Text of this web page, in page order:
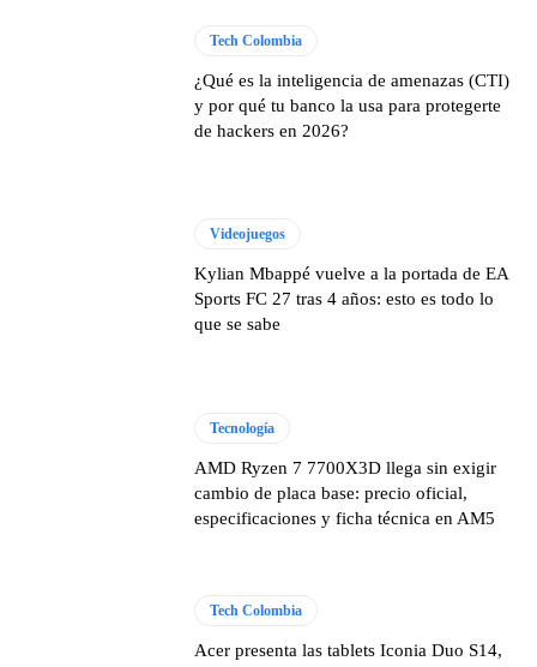
Tech Colombia
¿Qué es la inteligencia de amenazas (CTI)
y por qué tu banco la usa para protegerte
de hackers en 2026?
Videojuegos
Kylian Mbappé vuelve a la portada de EA
Sports FC 27 tras 4 años: esto es todo lo
que se sabe
Tecnología
AMD Ryzen 7 7700X3D llega sin exigir
cambio de placa base: precio oficial,
especificaciones y ficha técnica en AM5
Tech Colombia
Acer presenta las tablets Iconia Duo S14,